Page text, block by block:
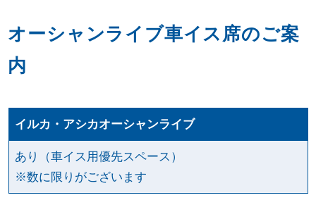
オーシャンライブ車イス席のご案
内
イルカ・アシカオーシャンライブ
あり（車イス用優先スペース）
※数に限りがございます